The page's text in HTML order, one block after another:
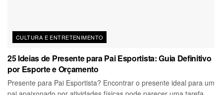
CULTURA E ENTRETENIMENTO
25 Ideias de Presente para Pai Esportista: Guia Definitivo
por Esporte e Orçamento
Presente para Pai Esportista? Encontrar o presente ideal para um